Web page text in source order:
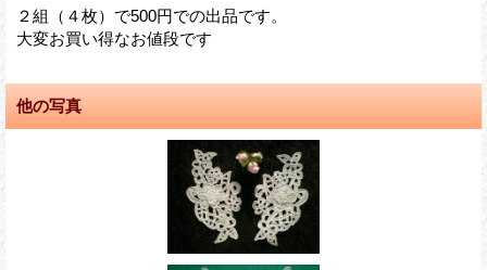
２組（４枚）で500円での出品です。
大変お買い得なお値段です
他の写真